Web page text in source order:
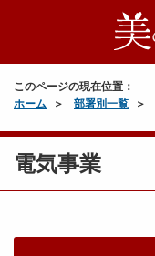
このページの現在位置：
ホーム
部署別一覧
電気事業